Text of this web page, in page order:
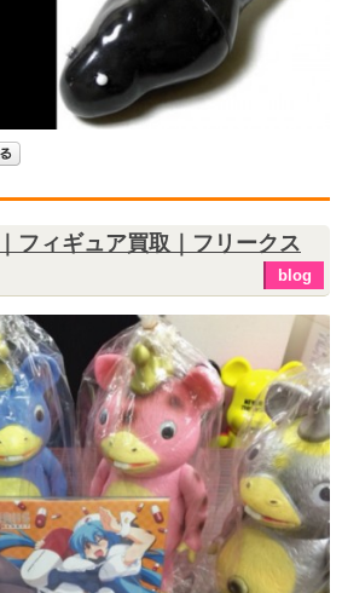
フィギュア買取｜フリークス
blog